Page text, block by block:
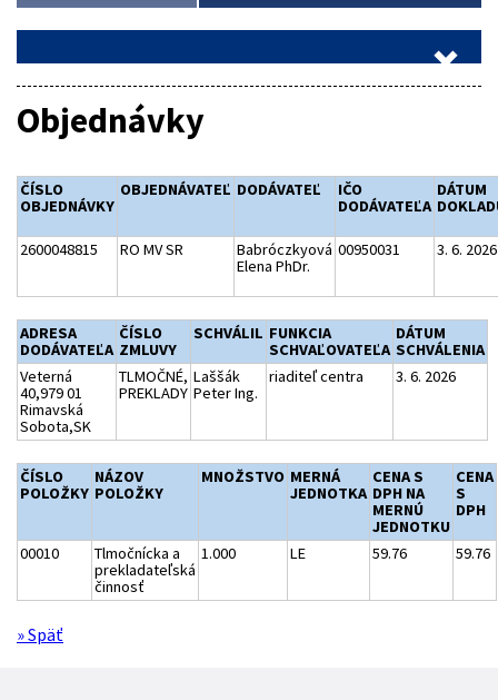
Objednávky
ČÍSLO
OBJEDNÁVKY
OBJEDNÁVATEĽ DODÁVATEĽ
IČO
DODÁVATEĽA
DÁTUM
2600048815 RO MV SR
Babróczkyová
Elena PhDr.
00950031 3. 6. 2026
ADRESA
DODÁVATEĽA
ČÍSLO
ZMLUVY
SCHVÁLIL FUNKCIA
SCHVAĽOVATEĽA
DÁTUM
SCHVÁLENIA
Veterná
40,979 01
Rimavská
Sobota,SK
TLMOČNÉ,
PREKLADY
Laššák
Peter Ing.
riaditeľ centra 3. 6. 2026
ČÍSLO
POLOŽKY
NÁZOV
POLOŽKY
MNOŽSTVO MERNÁ
JEDNOTKA
CENA S
DPH NA
MERNÚ
JEDNOTKU
CENA
S
DPH
00010
Tlmočnícka a
prekladateľská
činnosť
1.000 LE 59.76 59.76
» Späť